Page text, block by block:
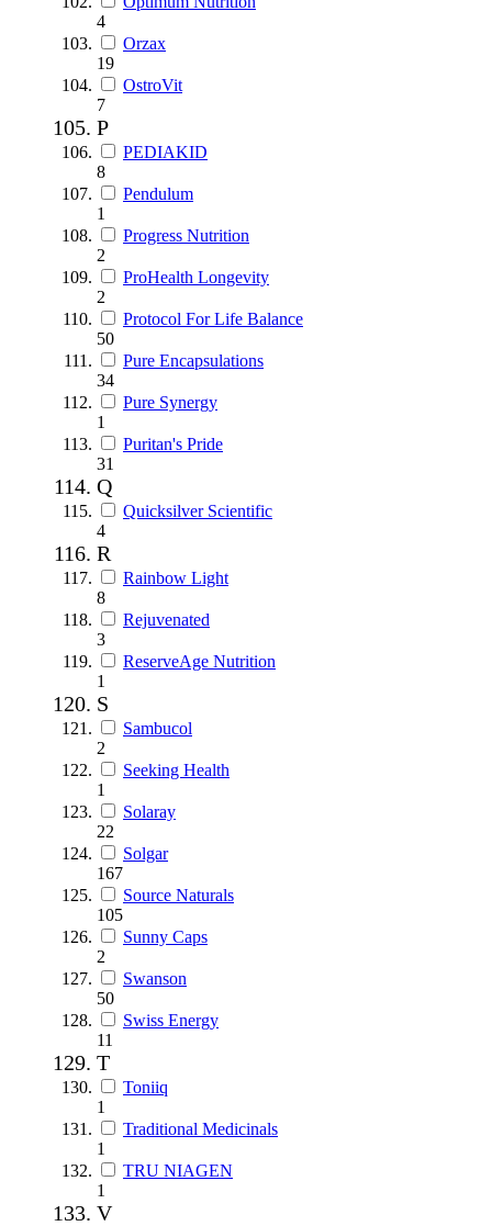
4
Orzax
19
OstroVit
7
P
PEDIAKID
8
Pendulum
1
Progress Nutrition
2
ProHealth Longevity
2
Protocol For Life Balance
50
Pure Encapsulations
34
Pure Synergy
1
Puritan's Pride
31
Q
Quicksilver Scientific
4
R
Rainbow Light
8
Rejuvenated
3
ReserveAge Nutrition
1
S
Sambucol
2
Seeking Health
1
Solaray
22
Solgar
167
Source Naturals
105
Sunny Caps
2
Swanson
50
Swiss Energy
11
T
Toniiq
1
Traditional Medicinals
1
TRU NIAGEN
1
V